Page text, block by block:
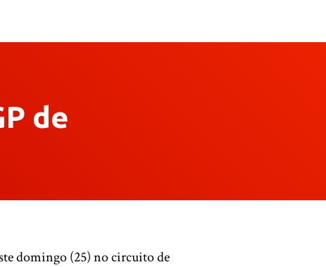
de
domingo (25) no circuito de